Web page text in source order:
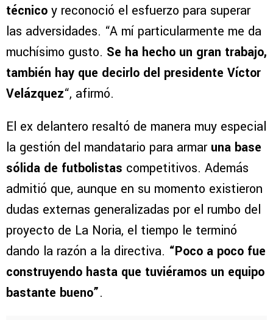
técnico y reconoció el esfuerzo para superar
las adversidades. “A mí particularmente me da
muchísimo gusto. Se ha hecho un gran trabajo,
también hay que decirlo del presidente Víctor
Velázquez“, afirmó.
El ex delantero resaltó de manera muy especial
la gestión del mandatario para armar una base
sólida de futbolistas competitivos. Además
admitió que, aunque en su momento existieron
dudas externas generalizadas por el rumbo del
proyecto de La Noria, el tiempo le terminó
dando la razón a la directiva. “Poco a poco fue
construyendo hasta que tuviéramos un equipo
bastante bueno”.